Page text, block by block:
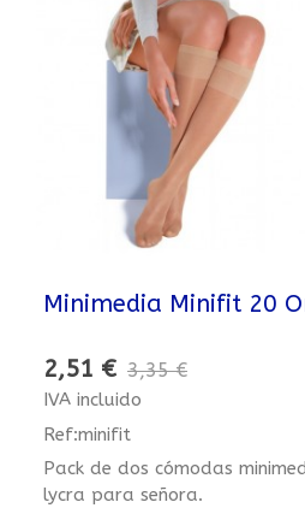
Minimedia Minifit 20
2,51 € 3,35 €
IVA incluido
Ref:minifit
Pack de dos cómodas
lycra para señora.